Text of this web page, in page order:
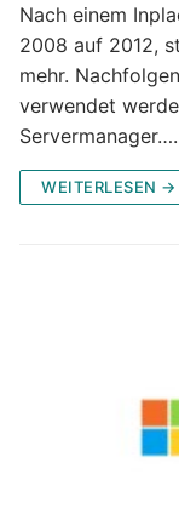
Nach einem
2008 auf 2012,
mehr.
verwendet
WEITERLESEN →